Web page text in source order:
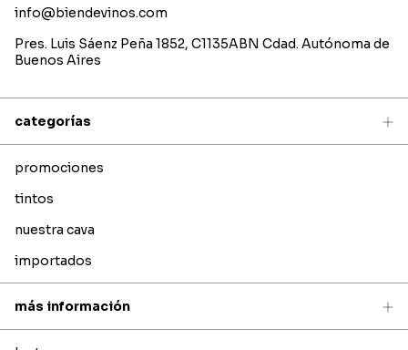
info@biendevinos.com
Pres. Luis Sáenz Peña 1852, C1135ABN Cdad. Autónoma de
Buenos Aires
categorías
promociones
tintos
nuestra cava
importados
más información